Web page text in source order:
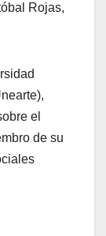
Rojas,
el
de su